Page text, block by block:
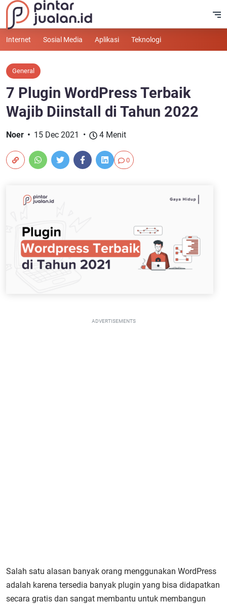
Internet Sosial Media Aplikasi Teknologi
General
7 Plugin WordPress Terbaik
Wajib Diinstall di Tahun 2022
Noer 15 Dec 2021 4 Menit
0
ADVERTISEMENTS
Salah satu alasan banyak orang menggunakan WordPress
adalah karena tersedia banyak plugin yang bisa didapatkan
secara gratis dan sangat membantu untuk membangun